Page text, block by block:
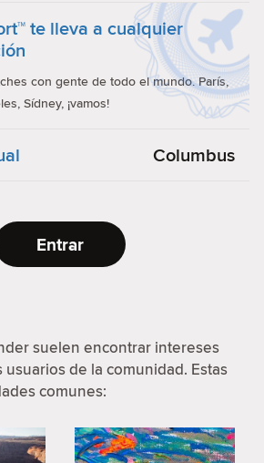
te lleva a cualquier
con gente de todo el mundo. París,
Sídney, ¡vamos!
Columbus
Entrar
suelen encontrar intereses
de la comunidad. Estas
comunes: